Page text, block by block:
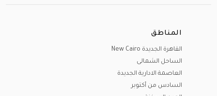
المناطق
القاهرة الجديدة New Cairo
الساحل الشمالى
العاصمة الادارية الجديدة
السادس من أكتوبر